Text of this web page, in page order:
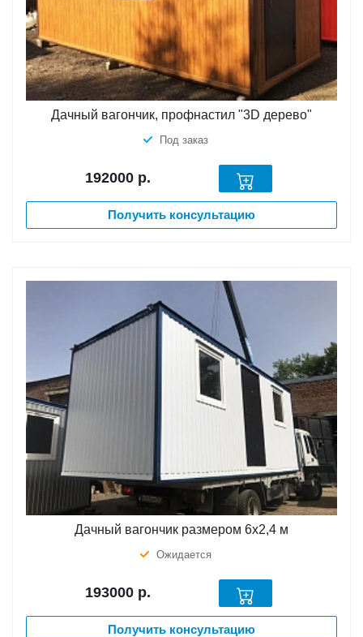
Дачный вагончик, профнастил "3D дерево"
Под заказ
192000 р.
Получить консультацию
Дачный вагончик размером 6х2,4 м
Ожидается
193000 р.
Получить консультацию